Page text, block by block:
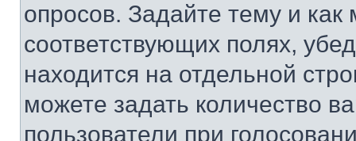
опросов. Задайте тему и
соответствующих полях,
находится на отдельной
можете задать количество
пользователи при